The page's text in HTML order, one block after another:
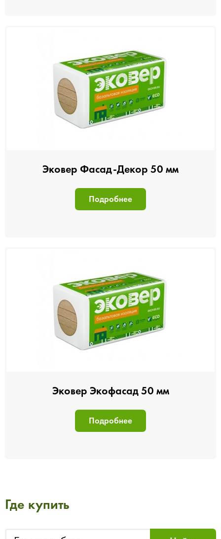
Эковер Фасад-Декор 50 мм
Подробнее
Эковер Экофасад 50 мм
Подробнее
Где купить